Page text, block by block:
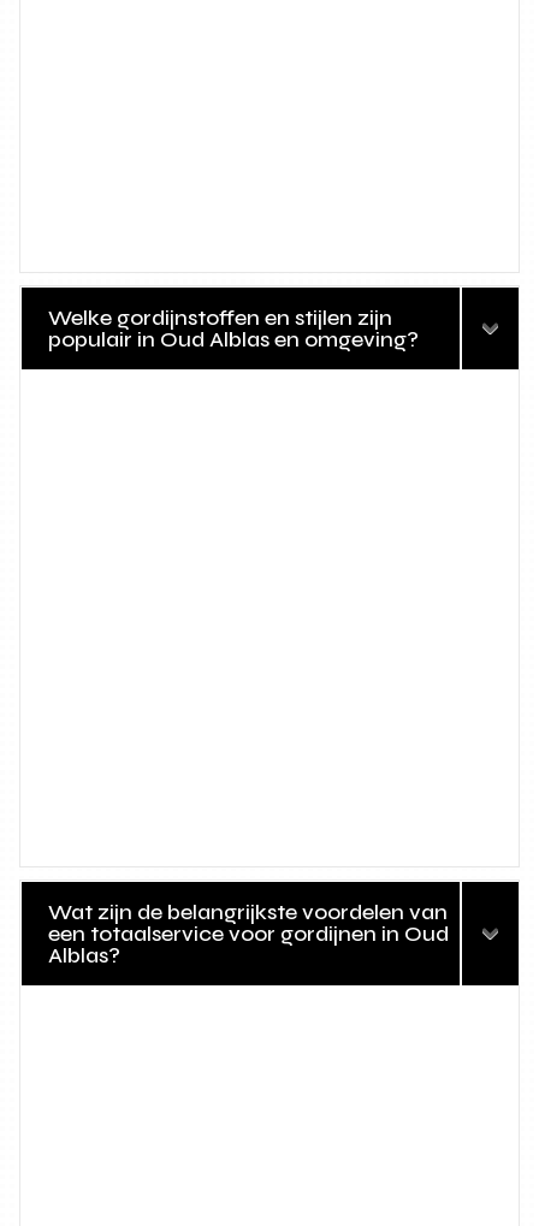
Welke gordijnstoffen en stijlen zijn
populair in Oud Alblas en omgeving?
Wat zijn de belangrijkste voordelen van
een totaalservice voor gordijnen in Oud
Alblas?